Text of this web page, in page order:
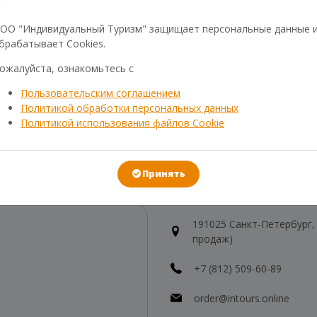
В СЛУЧАЕ ЧЕГО
ВСЕГДА НА СВЯЗИ
Часы работы: Пн-Пт 10-19 ;
Реестр туроператоров РТО
КОНТАКТЫ
191025 Санкт-
продаж)
+7 (812) 509-60-89
order@intours.online
"Индивидуальный Туризм" защищает персональные данные
Cookies.
ознакомьтесь с
Пользовательским соглашением
Политикой обработки персональных данных
Политикой использования файлов Cookie
Принять